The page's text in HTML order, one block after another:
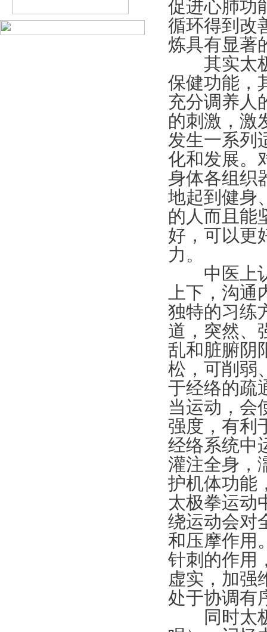
促进心肺功
循环得到改
炼具有显著
其实太极
保健功能，
充分调养人
的刺激，激
发生一系列
化和发展。
身体各组织
地起到健身
的人而且能
好，可以更
力。
中医上认
上下，沟
独特的习练
道，突然、
乱和脏腑阴
松，可削弱
于经络的疏
当运动，会
强度，有利
经络系统中
灌注全身，
护机体功能
太极拳运动
绕运动会对
和压摩作用
针刺的作用
虚实，加强
处于协调有
同时太极